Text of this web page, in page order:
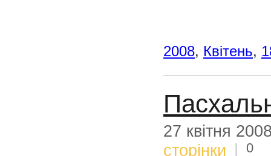
2008, Квітень,
27 квітня
сторінки
0